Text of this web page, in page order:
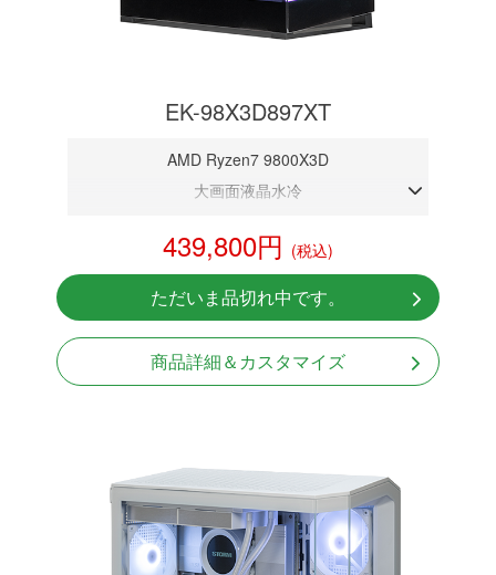
EK-98X3D897XT
AMD Ryzen7 9800X3D
大画面液晶水冷
RX9070XT 16G
NVMeSSD 1TB
無線LAN Bluetooth対応
Windows11 Home 64bit
439,800円 (税込)
ただいま品切れ中です。
商品詳細＆カスタマイズ